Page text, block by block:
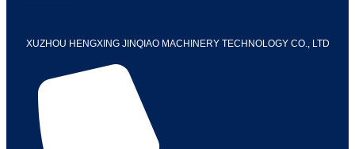
XUZHOU HENGXING JINQIAO MACHINERY TECHNOLOGY CO., LTD